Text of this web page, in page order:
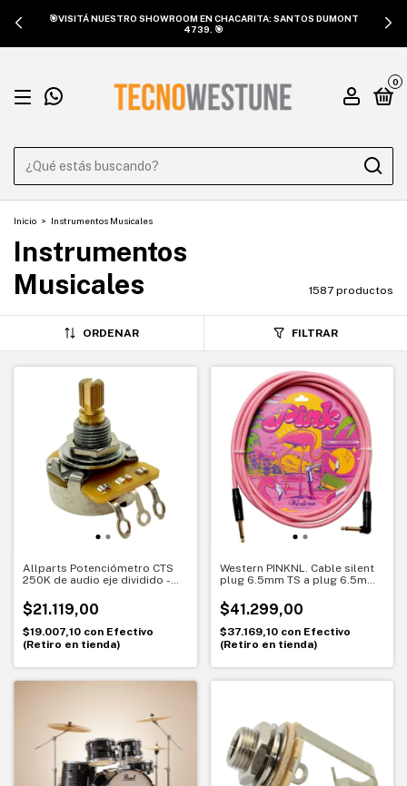
🎯VISITÁ NUESTRO SHOWROOM EN CHACARITA: SANTOS DUMONT
4739. 🎯
0
Inicio > Instrumentos Musicales
Instrumentos
Musicales
1587 productos
ORDENAR FILTRAR
Allparts Potenciómetro CTS
250K de audio eje dividido -
$21.119,00
$19.007,10 con Efectivo
(Retiro en tienda)
Western PINKNL. Cable silent
plug 6.5mm TS a plug 6.5mm
Pink Unlimited"
$41.299,00
$37.169,10 con Efectivo
(Retiro en tienda)